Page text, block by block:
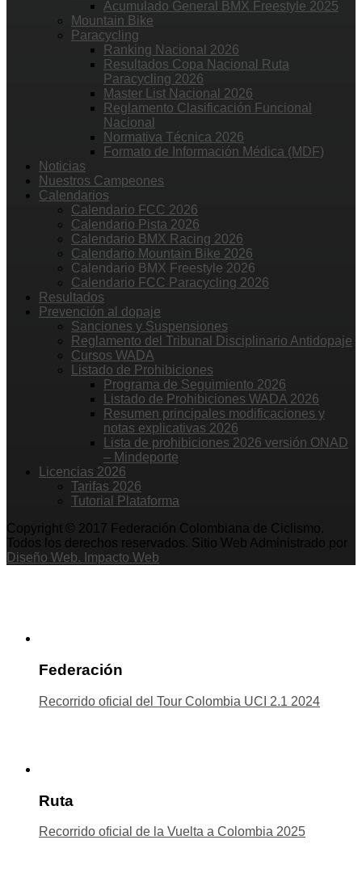
Acumulado General BMX Freestyle 2025
Mountain Bike
Paracycling
Ranking Nacional 2026
Resultados Copa Nacional Ruta
Paracycling 2026
Master List Nacional 2026
Reglamento Clasificación Funcional
Nacional
Normativa Técnica 2026
Formato de Información Médica (MDF)
Noticias
Nuestros Campeones
Calendarios
Calendario FCC 2026
Calendario Pista 2026
Calendario BMX Racing 2026
Calendario Mountain Bike 2026
Calendario BMX Freestyle 2026
Calendario FCC Paracycling 2026
Resultados
Prevención al dopaje
Sanciones y Suspensiones
Reglamento del Tribunal Disciplinario Antidopaje
Cursos WADA
Listado de Prohibiciones
Programa de Seguimiento 2026
Listado de Prohibiciones WADA 2026
Resumen principales modificaciones y
notas explicativas 2026
Lista de prohibiciones 2026 versión ONAD
– Mindeporte
Licencias 2026
Tarifas 2026
Tutorial Plataforma
Copyright © 2017 Federación Colombiana de Ciclismo.
Todos los derechos reservados. Sitio Web Administrado por
Diseño Web. Impacto Web
Federación
Recorrido oficial del Tour Colombia UCI 2.1 2024
Ruta
Recorrido oficial de la Vuelta a Colombia 2025